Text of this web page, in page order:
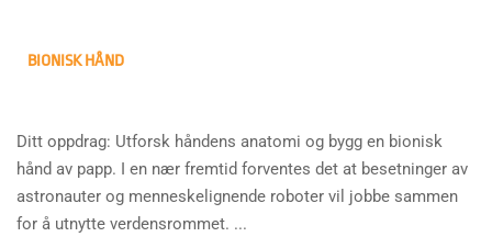
BIONISK HÅND
Ditt oppdrag: Utforsk håndens anatomi og bygg en bionisk
hånd av papp. I en nær fremtid forventes det at besetninger av
astronauter og menneskelignende roboter vil jobbe sammen
for å utnytte verdensrommet. ...